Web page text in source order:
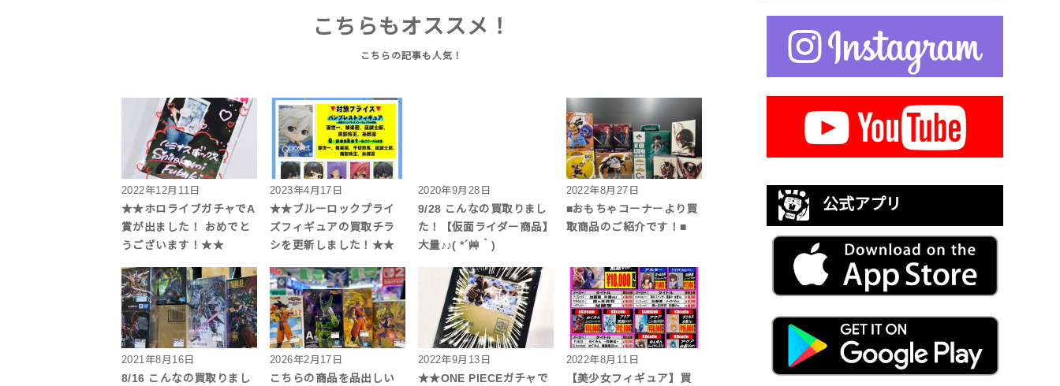
こちらもオススメ！
2022年12月11日
★★ホロライブガチャでA
賞が出ました！ おめでと
うございます！★★
2023年4月17日
★★ブルーロックプライ
ズフィギュアの買取チラ
シを更新しました！★★
2020年9月28日
9/28 こんなの買取りまし
た！【仮面ライダー商品】
大量♪♪( *´艸｀)
2022年8月27日
■おもちゃコーナーより買
取商品のご紹介です！■
2021年8月16日
8/16 こんなの買取りまし
2026年2月17日
こちらの商品を品出しい
2022年9月13日
★★ONE PIECEガチャで
2022年8月11日
【美少女フィギュア】買
公式アプリ